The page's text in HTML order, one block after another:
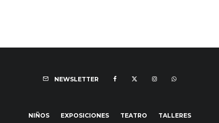
NEWSLETTER
NIÑOS EXPOSICIONES TEATRO TALLERES